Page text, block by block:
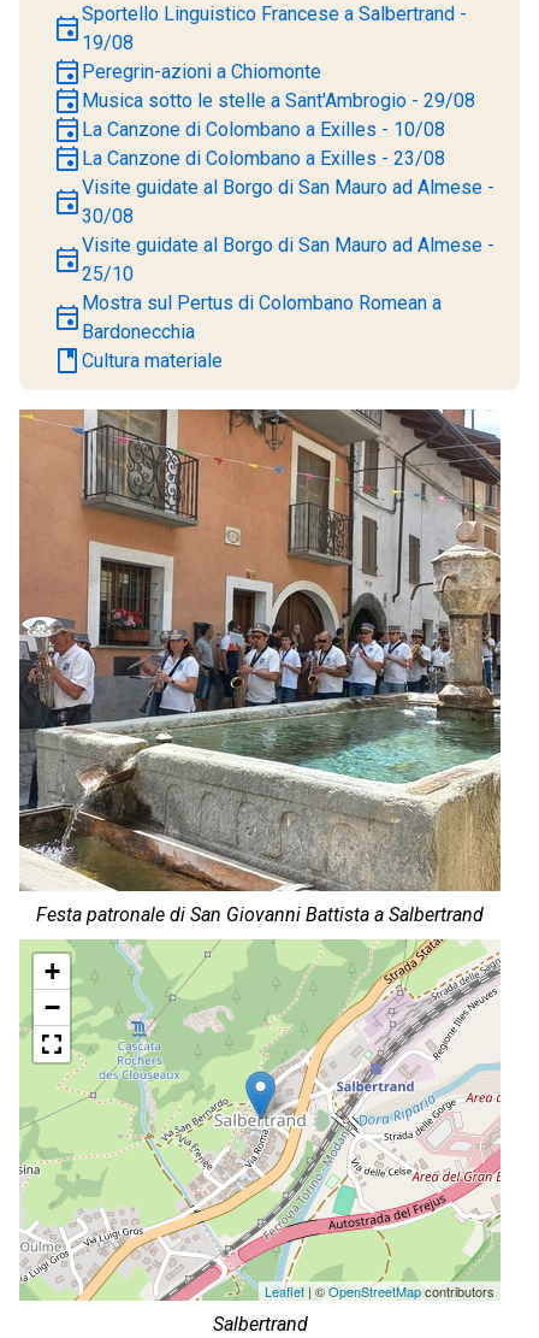
Festa patronale di San Giovanni Battista a Salbertrand
+
−
Leaflet | ©OpenStreetMapcontributors
Salbertrand
eventSportello Linguistico Francese a Salbertrand -
19/08
event Peregrin-azioni a Chiomonte
event Musica sotto le stelle a Sant'Ambrogio - 29/08
event La Canzone di Colombano a Exilles - 10/08
event La Canzone di Colombano a Exilles - 23/08
eventVisite guidate al Borgo di San Mauro ad Almese -
30/08
eventVisite guidate al Borgo di San Mauro ad Almese -
25/10
event Mostra sul Pertus di Colombano Romean a
Bardonecchia
book Cultura materiale